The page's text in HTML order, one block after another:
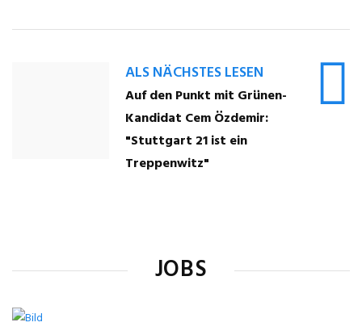
ALS NÄCHSTES LESEN
Auf den Punkt mit Grünen-
Kandidat Cem Özdemir:
"Stuttgart 21 ist ein
Treppenwitz"
JOBS